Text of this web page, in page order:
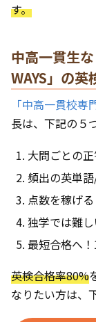
す。
中高一貫生
WAYS」の英
「中高一貫校専
長は、下記の５
大問ごとの
頻出の英単
点数を稼げ
独学では難
最短合格へ
英検合格率80%
なりたい方は、